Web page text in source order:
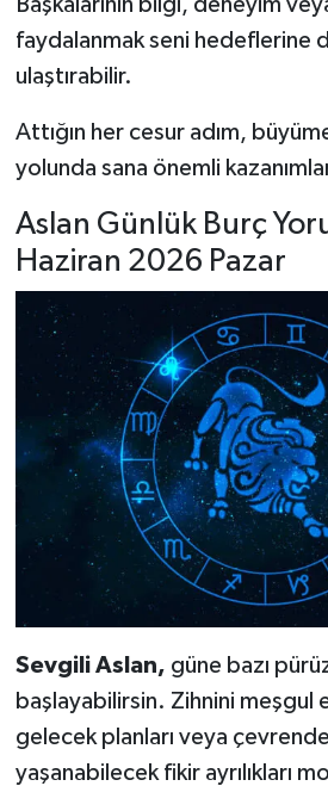
Başkalarının bilgi, deneyim
faydalanmak seni hedeflerine
ulaştırabilir.
Attığın her cesur adım,
yolunda sana önemli
Aslan Günlük Burç
Haziran 2026 Pazar
Sevgili Aslan, güne bazı
başlayabilirsin. Zihnini meşgul
gelecek planları veya
yaşanabilecek fikir ayrılıkları